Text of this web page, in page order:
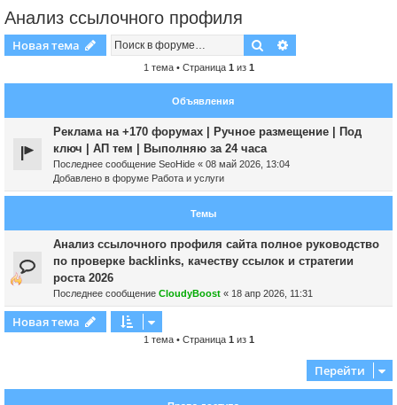
Анализ ссылочного профиля
Новая тема Поиск
1 тема • Страница 1 из 1
Объявления
Реклама на +170 форумах | Ручное размещение | Под
ключ | АП тем | Выполняю за 24 часа
Последнее сообщение SeoHide « 08 май 2026, 13:04
Добавлено в форуме Работа и услуги
Темы
Анализ ссылочного профиля сайта полное руководство
по проверке backlinks, качеству ссылок и стратегии
роста 2026
Последнее сообщение CloudyBoost « 18 апр 2026, 11:31
Новая тема
1 тема • Страница 1 из 1
Перейти